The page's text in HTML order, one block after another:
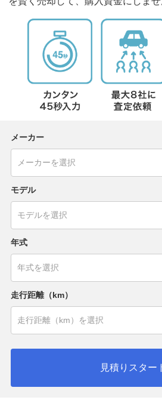
メーカー
モデル
年式
走行距離（km）
見積りスター